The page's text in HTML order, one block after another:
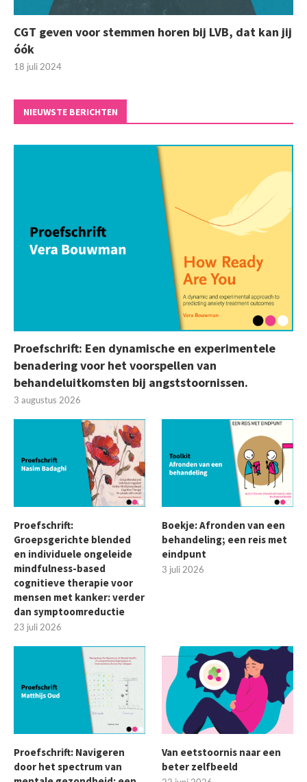
CGT geven voor stemmen horen bij LVB, dat kan jij
óók
18 juli 2024
NIEUWSTE BERICHTEN
Proefschrift: Een dynamische en experimentele
benadering voor het voorspellen van
behandeluitkomsten bij angststoornissen.
3 augustus 2026
Proefschrift:
Groepsgerichte blended
en individuele ongeleide
mindfulness-based
cognitieve therapie voor
mensen met kanker: verder
dan symptoomreductie
23 juli 2026
Boekje: Afronden van een
behandeling; een reis met
eindpunt
3 juli 2026
Proefschrift: Navigeren
door het spectrum van
Van eetstoornis naar een
beter zelfbeeld